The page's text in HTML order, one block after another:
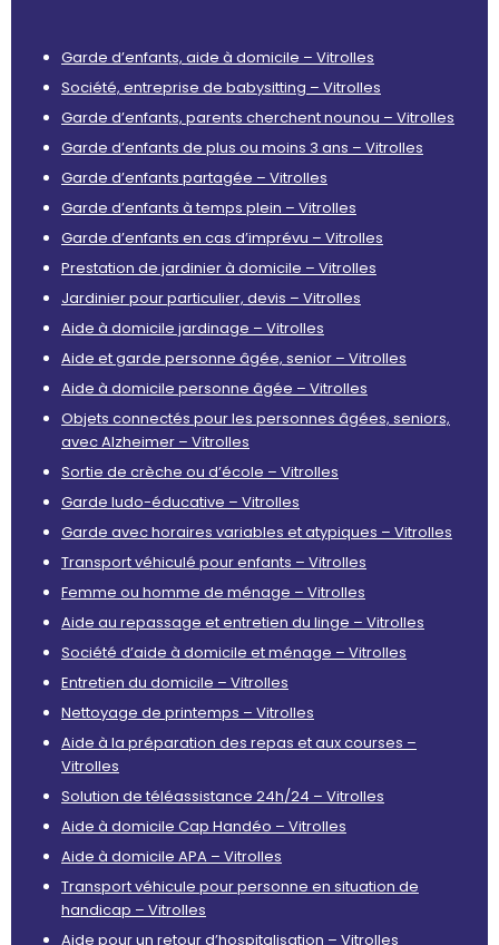
Garde d’enfants, aide à domicile – Vitrolles
Société, entreprise de babysitting – Vitrolles
Garde d’enfants, parents cherchent nounou – Vitrolles
Garde d’enfants de plus ou moins 3 ans – Vitrolles
Garde d’enfants partagée – Vitrolles
Garde d’enfants à temps plein – Vitrolles
Garde d’enfants en cas d’imprévu – Vitrolles
Prestation de jardinier à domicile – Vitrolles
Jardinier pour particulier, devis – Vitrolles
Aide à domicile jardinage – Vitrolles
Aide et garde personne âgée, senior – Vitrolles
Aide à domicile personne âgée – Vitrolles
Objets connectés pour les personnes âgées, seniors,
avec Alzheimer – Vitrolles
Sortie de crèche ou d’école – Vitrolles
Garde ludo-éducative – Vitrolles
Garde avec horaires variables et atypiques – Vitrolles
Transport véhiculé pour enfants – Vitrolles
Femme ou homme de ménage – Vitrolles
Aide au repassage et entretien du linge – Vitrolles
Société d’aide à domicile et ménage – Vitrolles
Entretien du domicile – Vitrolles
Nettoyage de printemps – Vitrolles
Aide à la préparation des repas et aux courses –
Vitrolles
Solution de téléassistance 24h/24 – Vitrolles
Aide à domicile Cap Handéo – Vitrolles
Aide à domicile APA – Vitrolles
Transport véhicule pour personne en situation de
handicap – Vitrolles
Aide pour un retour d’hospitalisation – Vitrolles